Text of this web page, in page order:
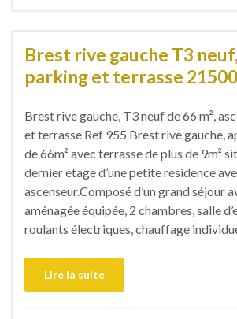
Brest rive gauche T3
parking et terrasse
Brest rive gauche, T3 neuf de 66 m²,
et terrasse Ref 955 Brest rive gauche,
de 66m² avec terrasse de plus de 9m²
dernier étage d’une petite résidence
ascenseur.Composé d’un grand séjour
aménagée équipée, 2 chambres, salle
roulants électriques, chauffage
Lire la suite